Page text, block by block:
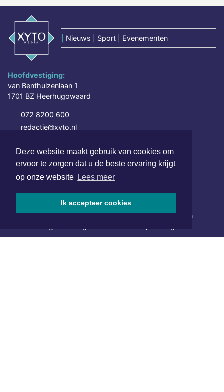
Deze website maakt gebruik van cookies om
ervoor te zorgen dat u de beste ervaring krijgt
op onze website Lees meer
Ik accepteer cookies
Nieuws | Sport | Evenementen
Hoofdvestiging:
van Benthuizenlaan 1
1701 BZ Heerhugowaard
072 8200 600
redactie@xyto.nl
SOCIAL MEDIA
Schrijf je in voor onze nieuwsbrief en krijg wekelijks een